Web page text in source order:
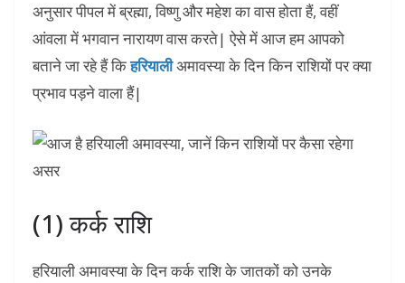
अनुसार पीपल में ब्रह्मा, विष्णु और महेश का वास होता हैं, वहीं
आंवला में भगवान नारायण वास करते| ऐसे में आज हम आपको
बताने जा रहे हैं किहरियालीअमावस्या के दिन किन राशियों पर क्या
प्रभाव पड़ने वाला हैं|
(1) कर्क राशि
हरियाली अमावस्या के दिन कर्क राशि के जातकों को उनके